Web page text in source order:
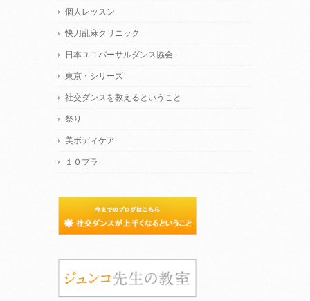
個人レッスン
快刀乱麻クリニック
日本ユニバーサルダンス協会
東京・シリーズ
社交ダンスを教えるということ
祭り
美ボディケア
１０プラ